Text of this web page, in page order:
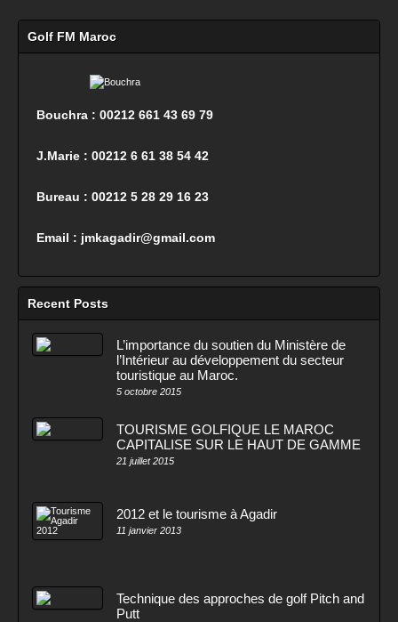
Golf FM Maroc
Bouchra : 00212 661 43 69 79
J.Marie : 00212 6 61 38 54 42
Bureau : 00212 5 28 29 16 23
Email : jmkagadir@gmail.com
Recent Posts
L’importance du soutien du Ministère de
l’Intérieur au développement du secteur
touristique au Maroc.
5 octobre 2015
TOURISME GOLFIQUE LE MAROC
CAPITALISE SUR LE HAUT DE GAMME
21 juillet 2015
2012 et le tourisme à Agadir
11 janvier 2013
Technique des approches de golf Pitch and
Putt